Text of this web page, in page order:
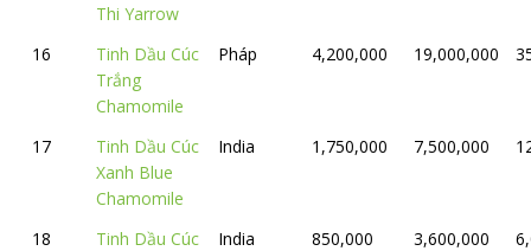
Thi Yarrow
16
Tinh Dầu Cúc
Trắng
Chamomile
Pháp 4,200,000 19,000,000
17
Tinh Dầu Cúc
Xanh Blue
Chamomile
India 1,750,000 7,500,000
18
Tinh Dầu Cúc
India 850,000 3,600,000